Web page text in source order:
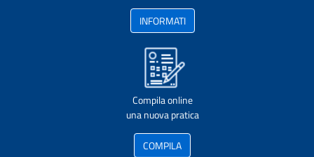
INFORMATI
Compila online
una nuova pratica
COMPILA